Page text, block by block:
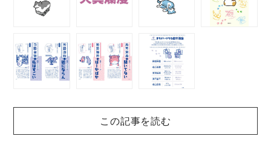
この記事を読む